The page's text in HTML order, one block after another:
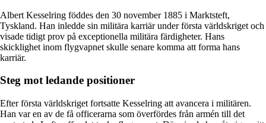
Albert Kesselring föddes den 30 november 1885 i Marktsteft,
Tyskland. Han inledde sin militära karriär under första världskriget och
visade tidigt prov på exceptionella militära färdigheter. Hans
skicklighet inom flygvapnet skulle senare komma att forma hans
karriär.
Steg mot ledande positioner
Efter första världskriget fortsatte Kesselring att avancera i militären.
Han var en av de få officerarna som överfördes från armén till det